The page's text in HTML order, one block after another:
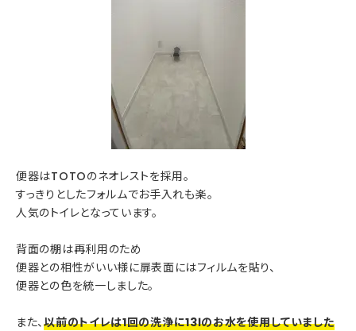
便器はTOTOのネオレストを採用。
すっきりとしたフォルムでお手入れも楽。
人気のトイレとなっています。
背面の棚は再利用のため
便器との相性がいい様に扉表面にはフィルムを貼り、
便器との色を統一しました。
また、以前のトイレは1回の洗浄に13ℓのお水を使用していました